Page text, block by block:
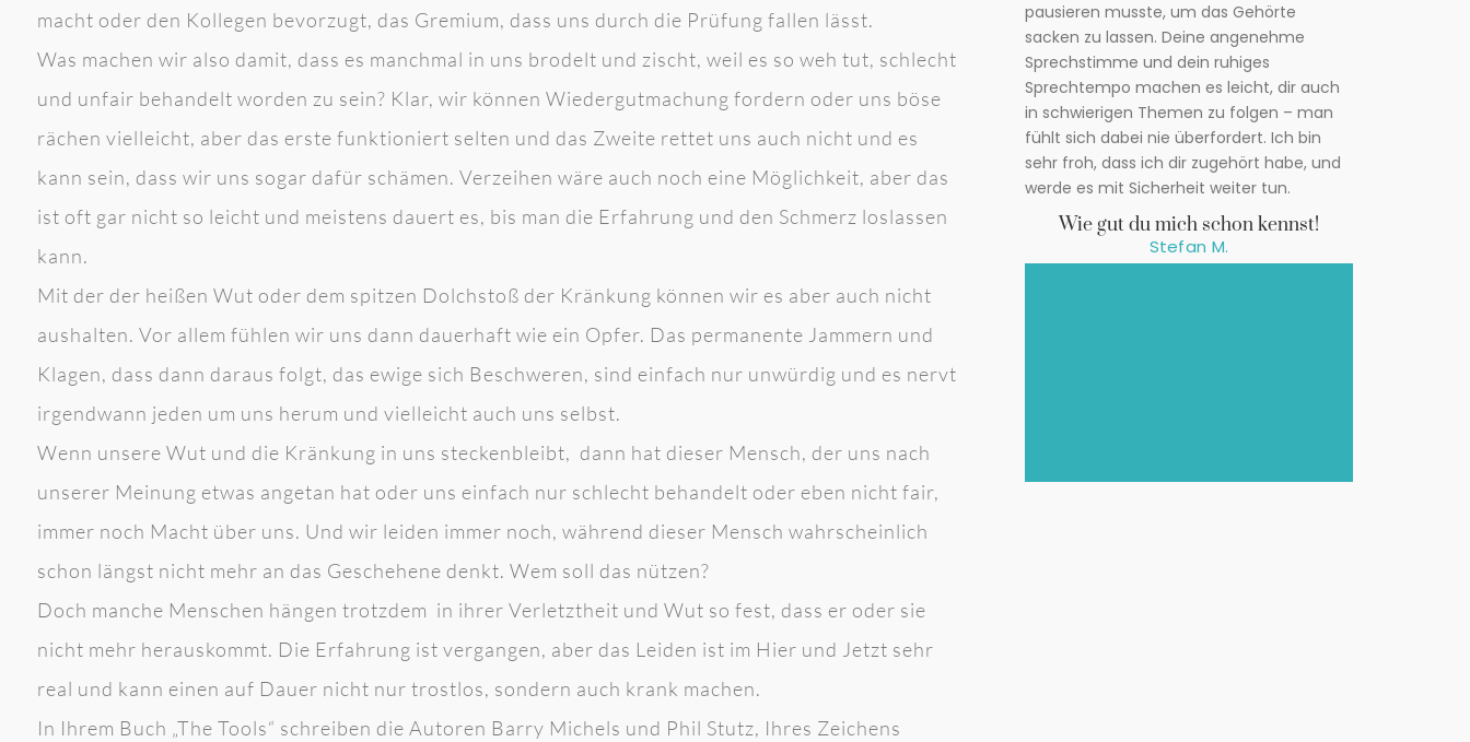
macht oder den Kollegen bevorzugt, das Gremium, dass uns durch die Prüfung fallen lässt.
Was machen wir also damit, dass es manchmal in uns brodelt und zischt, weil es so weh tut, schlecht
und unfair behandelt worden zu sein? Klar, wir können Wiedergutmachung fordern oder uns böse
rächen vielleicht, aber das erste funktioniert selten und das Zweite rettet uns auch nicht und es
kann sein, dass wir uns sogar dafür schämen. Verzeihen wäre auch noch eine Möglichkeit, aber das
ist oft gar nicht so leicht und meistens dauert es, bis man die Erfahrung und den Schmerz loslassen
kann.
Mit der der heißen Wut oder dem spitzen Dolchstoß der Kränkung können wir es aber auch nicht
aushalten. Vor allem fühlen wir uns dann dauerhaft wie ein Opfer. Das permanente Jammern und
Klagen, dass dann daraus folgt, das ewige sich Beschweren, sind einfach nur unwürdig und es nervt
irgendwann jeden um uns herum und vielleicht auch uns selbst.
Wenn unsere Wut und die Kränkung in uns steckenbleibt, dann hat dieser Mensch, der uns nach
unserer Meinung etwas angetan hat oder uns einfach nur schlecht behandelt oder eben nicht fair,
immer noch Macht über uns. Und wir leiden immer noch, während dieser Mensch wahrscheinlich
schon längst nicht mehr an das Geschehene denkt. Wem soll das nützen?
Doch manche Menschen hängen trotzdem in ihrer Verletztheit und Wut so fest, dass er oder sie
nicht mehr herauskommt. Die Erfahrung ist vergangen, aber das Leiden ist im Hier und Jetzt sehr
real und kann einen auf Dauer nicht nur trostlos, sondern auch krank machen.
In Ihrem Buch „The Tools“ schreiben die Autoren Barry Michels und Phil Stutz, Ihres Zeichens
pausieren musste, um das Gehörte
sacken zu lassen. Deine angenehme
Sprechstimme und dein ruhiges
Sprechtempo machen es leicht, dir auch
in schwierigen Themen zu folgen – man
fühlt sich dabei nie überfordert. Ich bin
sehr froh, dass ich dir zugehört habe, und
werde es mit Sicherheit weiter tun.
Wie gut du mich schon kennst!
Stefan M.